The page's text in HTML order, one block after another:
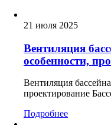
21 июля 2025
Вентиляция
особенности,
Вентиляция
проектирование
Подробнее